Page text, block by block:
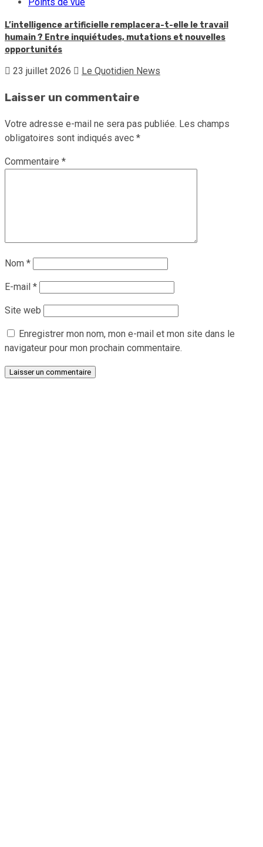
Points de vue
L’intelligence artificielle remplacera-t-elle le travail
humain ? Entre inquiétudes, mutations et nouvelles
opportunités
23 juillet 2026 Le Quotidien News
Laisser un commentaire
Votre adresse e-mail ne sera pas publiée. Les champs
obligatoires sont indiqués avec *
Commentaire *
Nom *
E-mail *
Site web
Enregistrer mon nom, mon e-mail et mon site dans le
navigateur pour mon prochain commentaire.